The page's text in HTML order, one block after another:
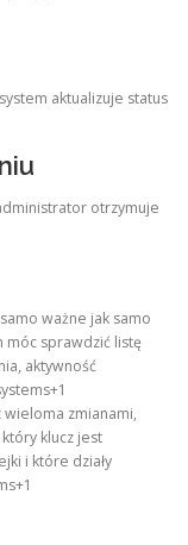
aktualizuje status
otrzymuje
ważne jak samo
móc sprawdzić listę
aktywność
wieloma zmianami,
klucz jest
i które działy